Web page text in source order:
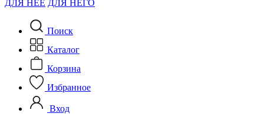
ДЛЯ НЕЕ ДЛЯ НЕГО
Поиск
Каталог
Корзина
Избранное
Вход